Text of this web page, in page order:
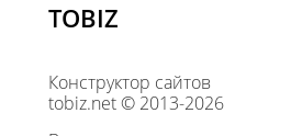
TOBIZ
Конструктор сайтов
tobiz.net © 2013-2026